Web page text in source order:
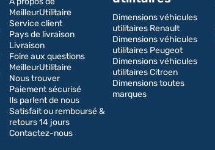
MeilleurUtilitaire
Service client
Pays de livraison
Livraison
Foire aux questions
MeilleurUtilitaire
Nous trouver
Paiement sécurisé
Ils parlent de nous
Satisfait ou remboursé &
retours 14 jours
Contactez-nous
Dimensions véhicules
utilitaires Renault
Dimensions véhicules
utilitaires Peugeot
Dimensions véhicules
utilitaires Citroen
Dimensions toutes
marques